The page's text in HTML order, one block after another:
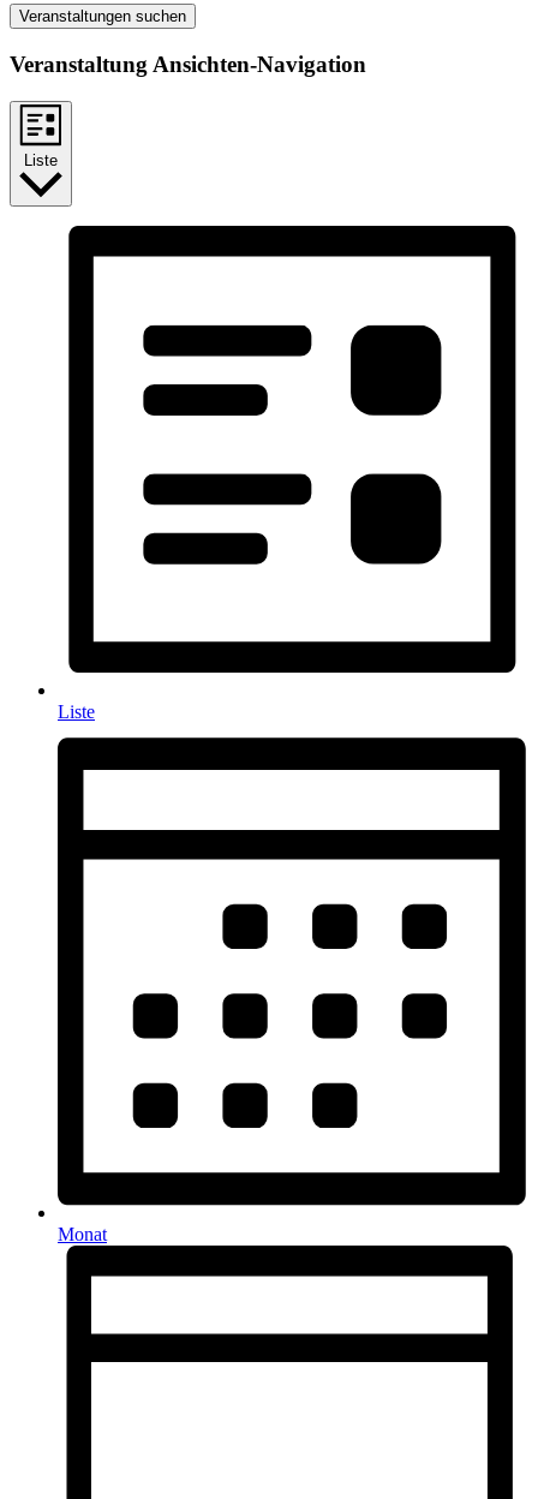
Veranstaltungen suchen
Veranstaltung Ansichten-Navigation
Liste
Liste
Monat